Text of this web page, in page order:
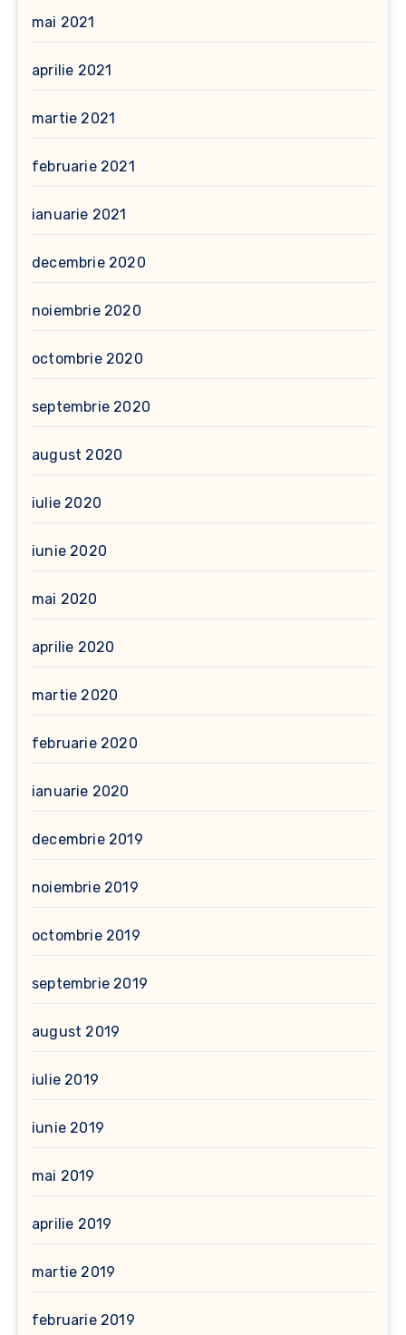
mai 2021
aprilie 2021
martie 2021
februarie 2021
ianuarie 2021
decembrie 2020
noiembrie 2020
octombrie 2020
septembrie 2020
august 2020
iulie 2020
iunie 2020
mai 2020
aprilie 2020
martie 2020
februarie 2020
ianuarie 2020
decembrie 2019
noiembrie 2019
octombrie 2019
septembrie 2019
august 2019
iulie 2019
iunie 2019
mai 2019
aprilie 2019
martie 2019
februarie 2019